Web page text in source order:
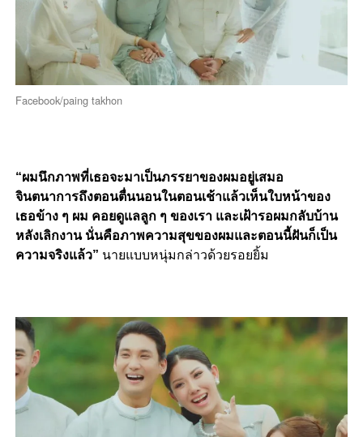
Facebook/paing takhon
“ผมนึกภาพที่เธอจะมาเป็นภรรยาของผมอยู่เสมอ
จินตนาการถึงตอนตื่นนอนในตอนเช้าแล้วเห็นใบหน้าของ
เธอข้าง ๆ ผม คอยดูแลลูก ๆ ของเรา และเฝ้ารอผมกลับบ้าน
หลังเลิกงาน นั่นคือภาพความสุขของผมและตอนนี้ฝันก็เป็น
ความจริงแล้ว” นายแบบหนุ่มกล่าวด้วยรอยยิ้ม